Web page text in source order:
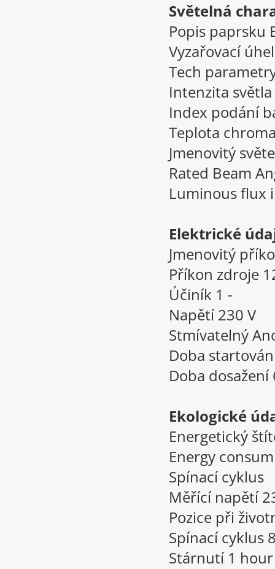
Světelná
Popis paprsku
Vyzařovací
Tech
Intenzita
Index podání
Teplota
Jmenovitý
Rated Beam
Luminous flux
Elektrické
Jmenovitý
Příkon zdroje
Účiník 1 -
Napětí 230 V
Stmívatelný
Doba
Doba
Ekologické
Energetický
Energy
Spínací cyklus
Měřící napětí
Pozice při
Spínací cyklus
Stárnutí 1